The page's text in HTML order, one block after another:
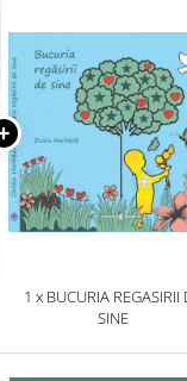
1 x BUCURIA REGASIRII
SINE